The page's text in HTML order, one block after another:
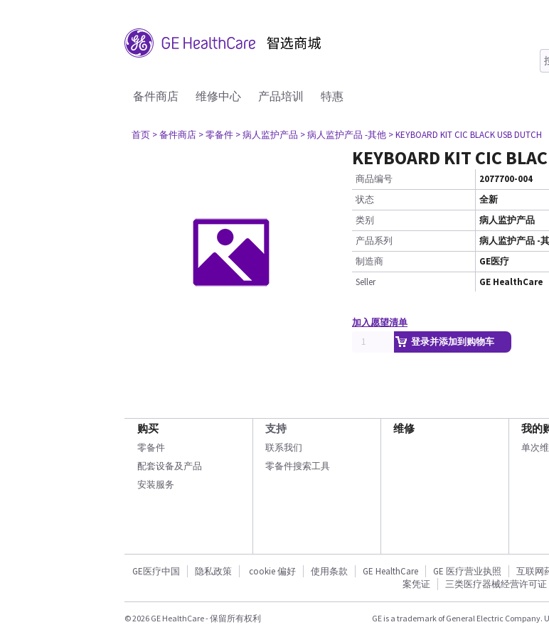
备件商店 维修中心 产品培训 特惠
首页 > 备件商店 > 零备件 > 病人监护产品 > 病人监护产品 -其他 > KEYBOARD KIT CIC BLACK USB DUTCH
KEYBOARD KIT CIC
商品编号
2077700-004
状态
全新
类别
病人监护产品
产品系列
病人监护产品 -
制造商
GE医疗
Seller
GE HealthCare
加入愿望清单
登录并添加到购物车
购买
零备件
配套设备及产品
安装服务
支持
联系我们
零备件搜索工具
维修 我的
单次
GE医疗中国 隐私政策 cookie 偏好 使用条款 GE HealthCare GE 医疗营业执照 互联网
案凭证
三类医疗器械经营许可证
© 2026 GE HealthCare - 保留所有权利 GE is a trademark of General Electric Company.